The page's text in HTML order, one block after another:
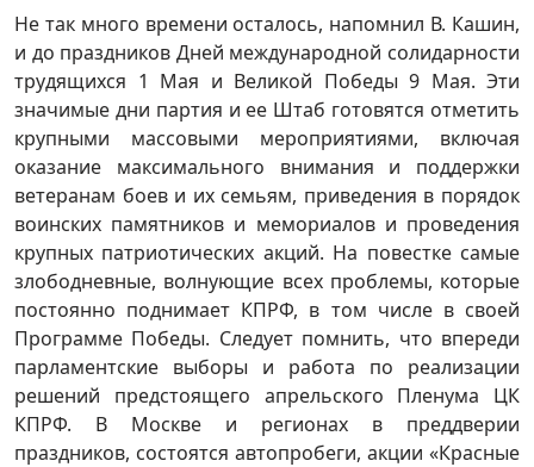
Не так много времени осталось, напомнил В. Кашин,
и до праздников Дней международной солидарности
трудящихся 1 Мая и Великой Победы 9 Мая. Эти
значимые дни партия и ее Штаб готовятся отметить
крупными массовыми мероприятиями, включая
оказание максимального внимания и поддержки
ветеранам боев и их семьям, приведения в порядок
воинских памятников и мемориалов и проведения
крупных патриотических акций. На повестке самые
злободневные, волнующие всех проблемы, которые
постоянно поднимает КПРФ, в том числе в своей
Программе Победы. Следует помнить, что впереди
парламентские выборы и работа по реализации
решений предстоящего апрельского Пленума ЦК
КПРФ. В Москве и регионах в преддверии
праздников, состоятся автопробеги, акции «Красные